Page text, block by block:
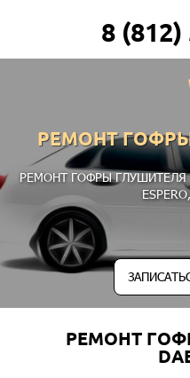
8 (812)
РЕМОНТ
РЕМОНТ ГОФРЫ ГЛУШИТЕЛЯ
ESPERO
РЕМОНТ